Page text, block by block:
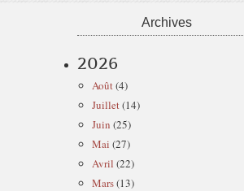
Archives
2026
Août(4)
Juillet(14)
Juin (25)
Mai (27)
Avril (22)
Mars(13)